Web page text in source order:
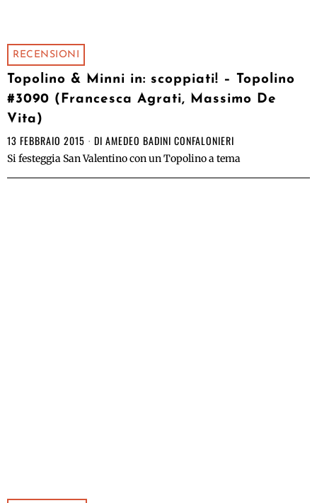
RECENSIONI
Topolino & Minni in: scoppiati! – Topolino
#3090 (Francesca Agrati, Massimo De
Vita)
13 FEBBRAIO 2015 DI AMEDEO BADINI CONFALONIERI
Si festeggia San Valentino con un Topolino a tema